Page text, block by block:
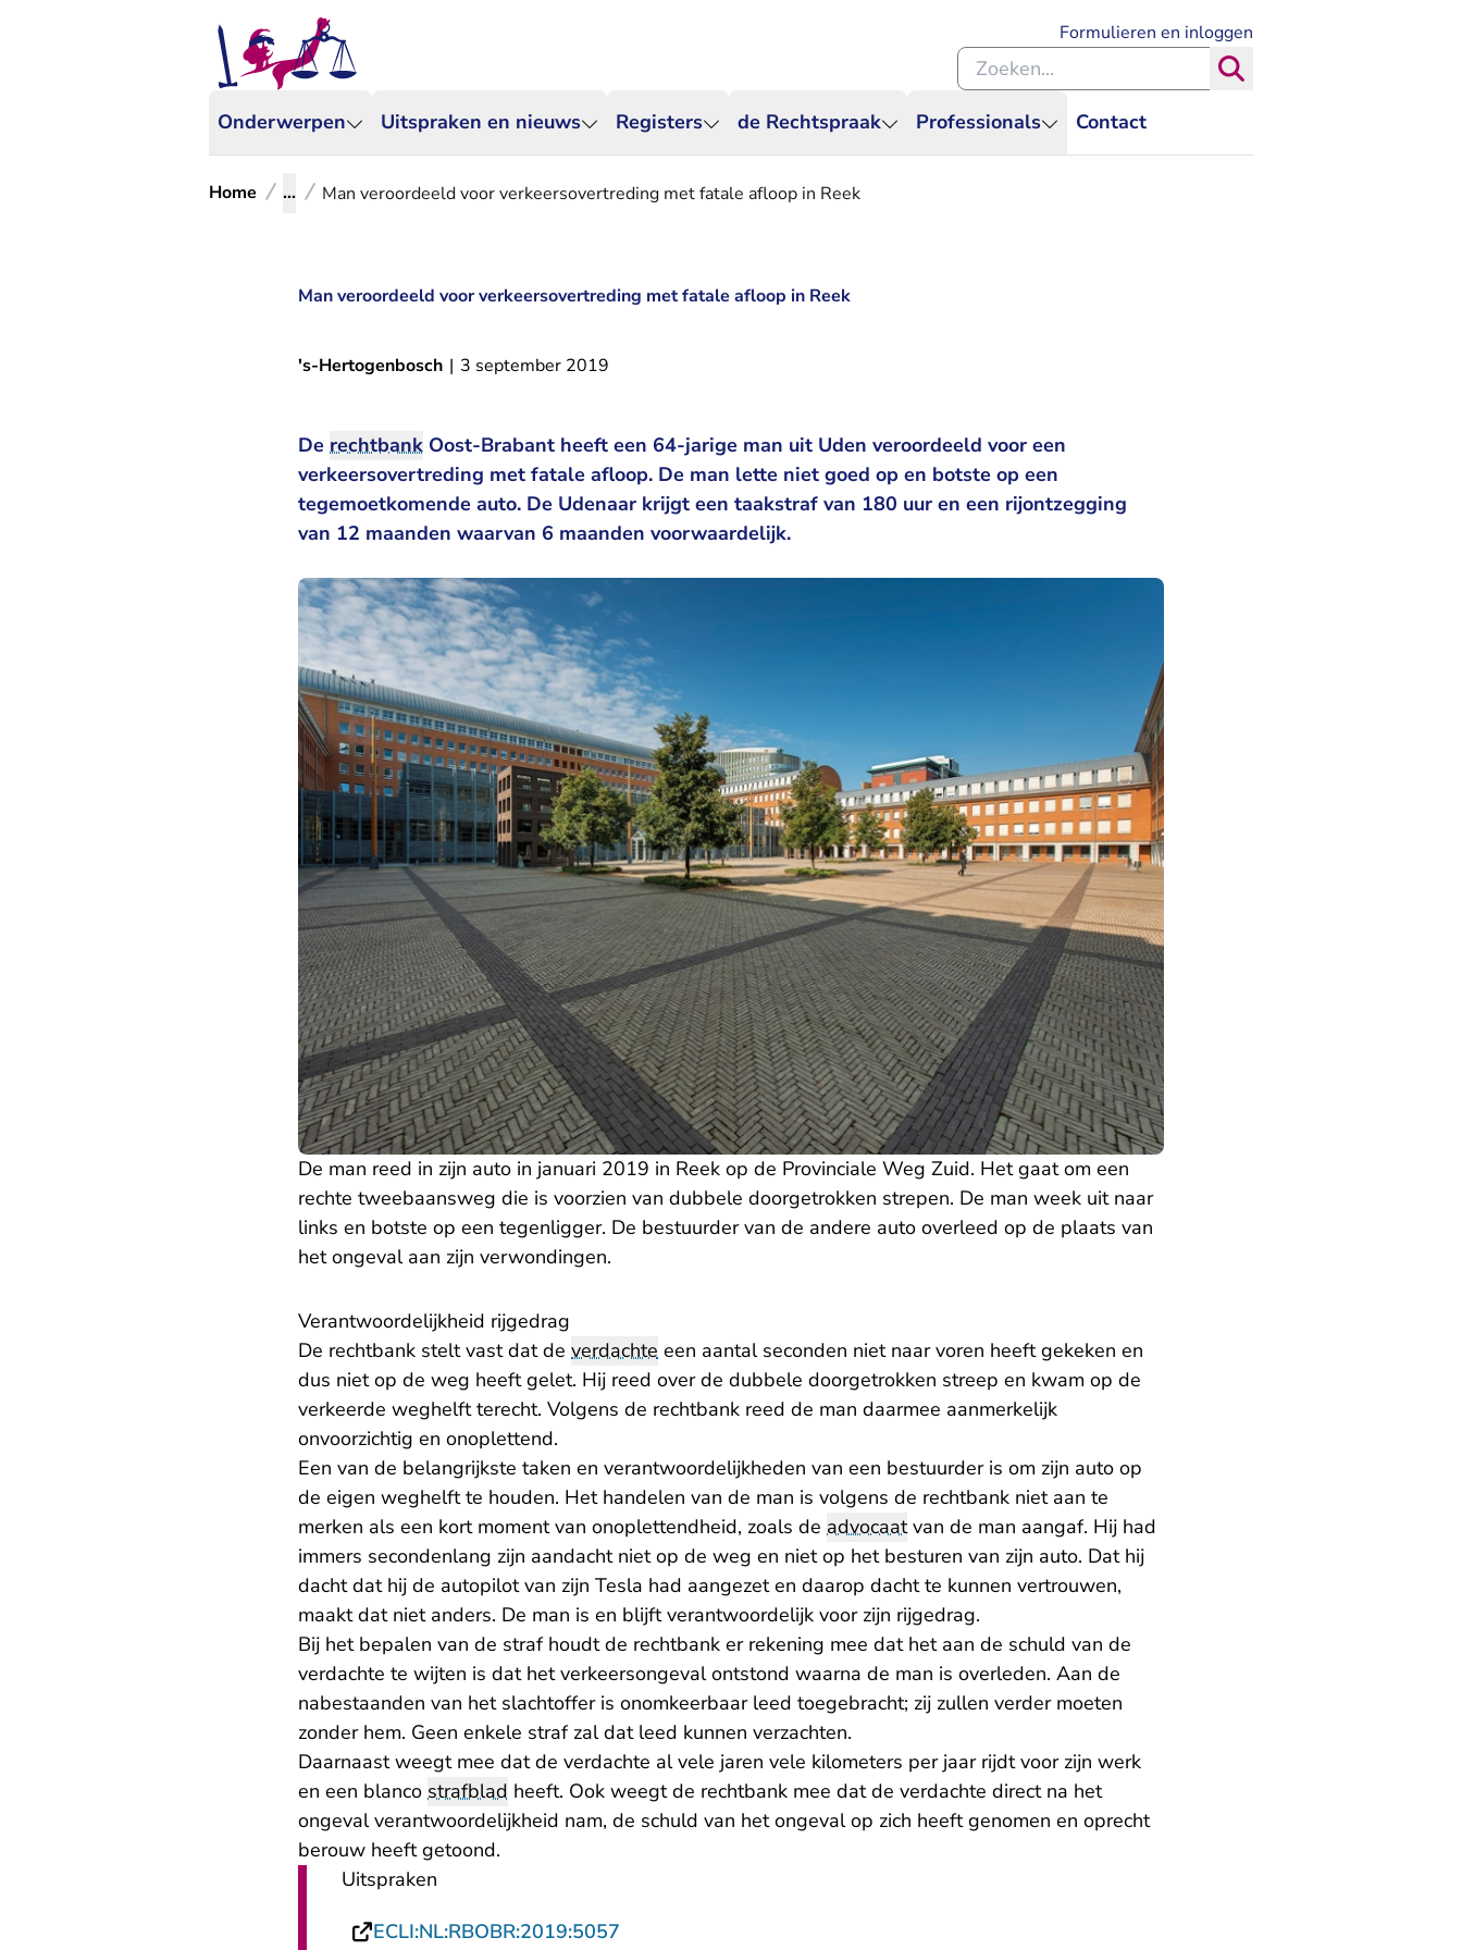
Onderwerpen Uitspraken en nieuws Registers de Rechtspraak Professionals Contact
Formulieren en inloggen
Zoeken binnen de Rechtspraak
Home ... Man veroordeeld voor verkeersovertreding met fatale afloop in Reek
Man veroordeeld voor verkeersovertreding met fatale afloop in Reek
's-Hertogenbosch | 3 september 2019
De rechtbank Oost-Brabant heeft een 64-jarige man uit Uden veroordeeld voor een
verkeersovertreding met fatale afloop. De man lette niet goed op en botste op een
tegemoetkomende auto. De Udenaar krijgt een taakstraf van 180 uur en een rijontzegging
van 12 maanden waarvan 6 maanden voorwaardelijk.
De man reed in zijn auto in januari 2019 in Reek op de Provinciale Weg Zuid. Het gaat om een
rechte tweebaansweg die is voorzien van dubbele doorgetrokken strepen. De man week uit naar
links en botste op een tegenligger. De bestuurder van de andere auto overleed op de plaats van
het ongeval aan zijn verwondingen.
Verantwoordelijkheid rijgedrag
De rechtbank stelt vast dat de verdachte een aantal seconden niet naar voren heeft gekeken en
dus niet op de weg heeft gelet. Hij reed over de dubbele doorgetrokken streep en kwam op de
verkeerde weghelft terecht. Volgens de rechtbank reed de man daarmee aanmerkelijk
onvoorzichtig en onoplettend.
Een van de belangrijkste taken en verantwoordelijkheden van een bestuurder is om zijn auto op
de eigen weghelft te houden. Het handelen van de man is volgens de rechtbank niet aan te
merken als een kort moment van onoplettendheid, zoals de advocaatvan de man aangaf. Hij had
immers secondenlang zijn aandacht niet op de weg en niet op het besturen van zijn auto. Dat hij
dacht dat hij de autopilot van zijn Tesla had aangezet en daarop dacht te kunnen vertrouwen,
maakt dat niet anders. De man is en blijft verantwoordelijk voor zijn rijgedrag.
Bij het bepalen van de straf houdt de rechtbank er rekening mee dat het aan de schuld van de
verdachte te wijten is dat het verkeersongeval ontstond waarna de man is overleden. Aan de
nabestaanden van het slachtoffer is onomkeerbaar leed toegebracht; zij zullen verder moeten
zonder hem. Geen enkele straf zal dat leed kunnen verzachten.
Daarnaast weegt mee dat de verdachte al vele jaren vele kilometers per jaar rijdt voor zijn werk
en een blanco strafblad heeft. Ook weegt de rechtbank mee dat de verdachte direct na het
ongeval verantwoordelijkheid nam, de schuld van het ongeval op zich heeft genomen en oprecht
berouw heeft getoond.
Uitspraken
ECLI:NL:RBOBR:2019:5057